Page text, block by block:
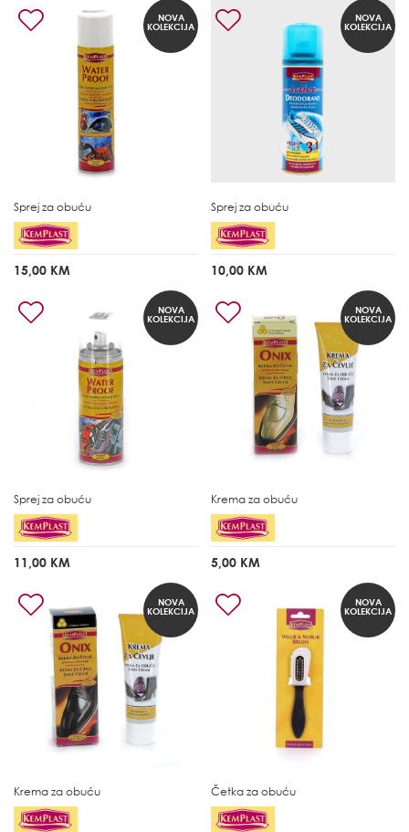
NOVA
KOLEKCIJA
Sprej za obuću
15,00 KM
NOVA
KOLEKCIJA
Sprej za obuću
10,00 KM
NOVA
KOLEKCIJA
Sprej za obuću
11,00 KM
NOVA
KOLEKCIJA
Krema za obuću
5,00 KM
NOVA
KOLEKCIJA
Krema za obuću
NOVA
KOLEKCIJA
Četka za obuću